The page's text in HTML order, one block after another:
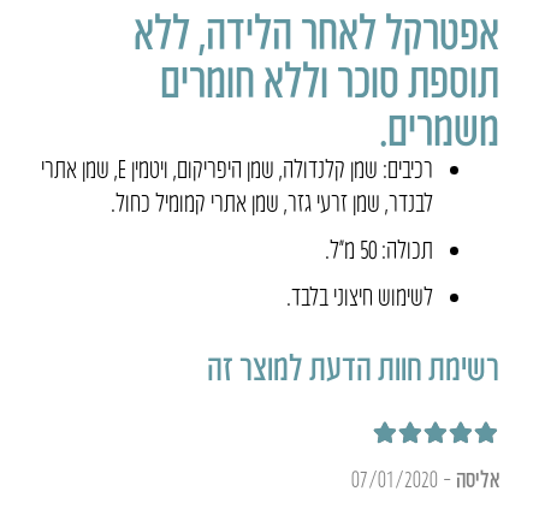
אפטרקל לאחר הלידה, ללא
תוספת סוכר וללא חומרים
משמרים.
רכיבים: שמן קלנדולה, שמן היפריקום, ויטמין E, שמן אתרי
לבנדר, שמן זרעי גזר, שמן אתרי קמומיל כחול.
תכולה: 50 מ״ל.
לשימוש חיצוני בלבד.
רשימת חוות הדעת למוצר זה
אליסה –
07/01/2020